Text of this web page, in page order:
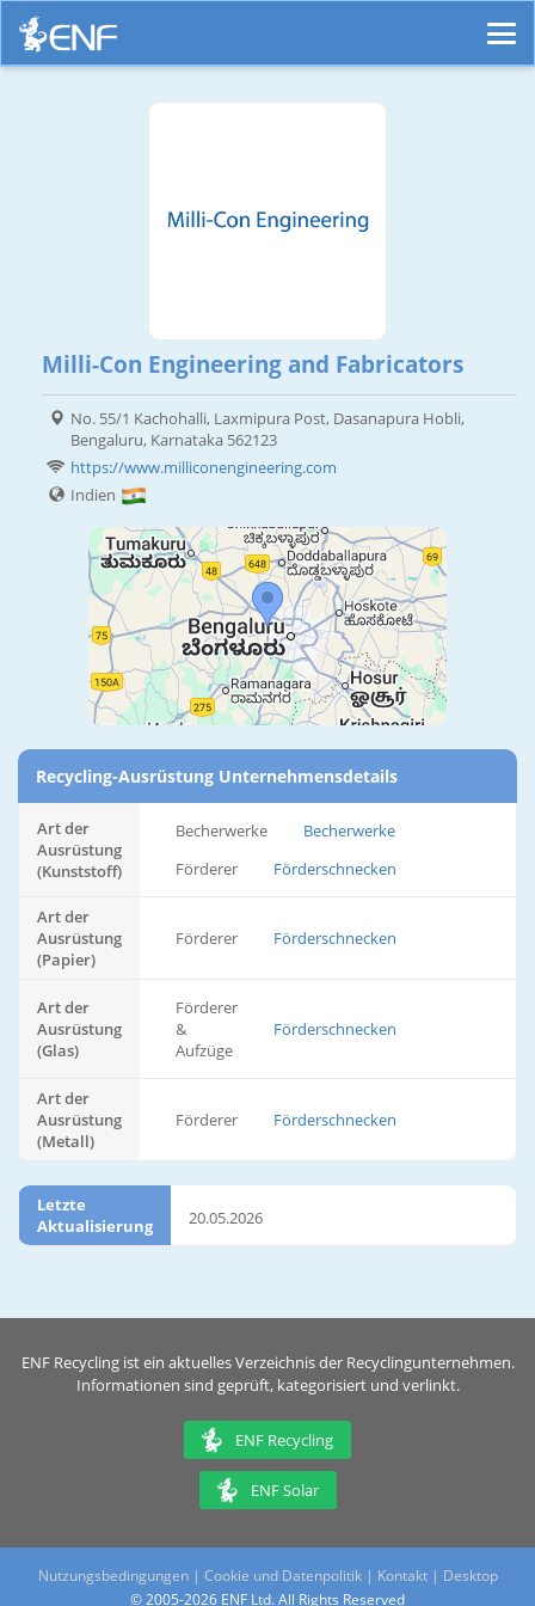
Milli-Con Engineering and Fabricators
No. 55/1 Kachohalli, Laxmipura Post, Dasanapura Hobli,
Bengaluru, Karnataka 562123
https://www.milliconengineering.com
Indien
Recycling-Ausrüstung Unternehmensdetails
Art der
Ausrüstung
(Kunststoff)
Becherwerke
Becherwerke
Förderer
Förderschnecken
Art der
Ausrüstung
(Papier)
Förderer Förderschnecken
Art der
Ausrüstung
(Glas)
Förderer
&
Aufzüge
Förderschnecken
Art der
Ausrüstung
(Metall)
Förderer Förderschnecken
Letzte
Aktualisierung
20.05.2026
ENF Recycling ist ein aktuelles Verzeichnis der Recyclingunternehmen.
Informationen sind geprüft, kategorisiert und verlinkt.
ENF Recycling
ENF Solar
Nutzungsbedingungen| Cookie und Datenpolitik| Kontakt | Desktop
© 2005-2026 ENF Ltd. All Rights Reserved